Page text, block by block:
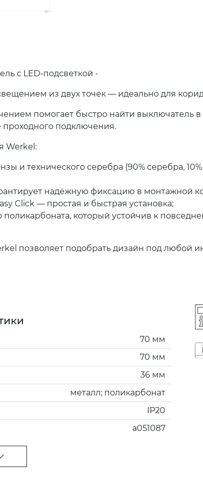
с LED‑подсветкой -
из двух точек — идеально для
помогает быстро найти выключатель
проходного подключения.
Werkel:
и технического серебра (90% серебра,
надёжную фиксацию в монтажной
Click — простая и быстрая установка;
поликарбоната, который устойчив к
позволяет подобрать дизайн под любой
70 мм
70 мм
36 мм
металл; поликарбонат
IP20
a051087